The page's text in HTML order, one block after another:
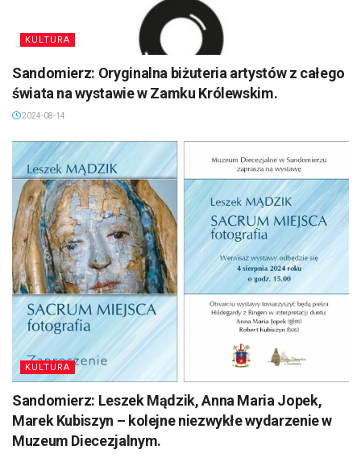
KULTURA
Sandomierz: Oryginalna biżuteria artystów z całego
świata na wystawie w Zamku Królewskim.
2024-08-14
KULTURA
Sandomierz: Leszek Mądzik, Anna Maria Jopek,
Marek Kubiszyn – kolejne niezwykłe wydarzenie w
Muzeum Diecezjalnym.